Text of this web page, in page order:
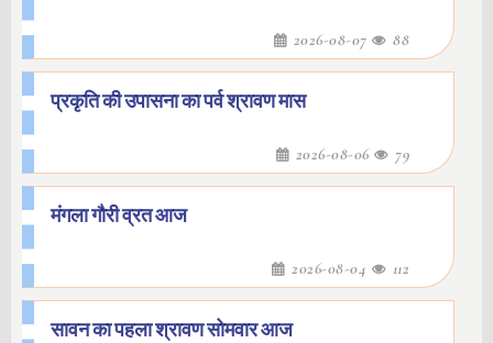
2026-08-07 88
प्रकृति की उपासना का पर्व श्रावण मास
2026-08-06 79
मंगला गौरी व्रत आज
2026-08-04 112
सावन का पहला श्रावण सोमवार आज